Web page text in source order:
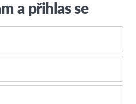
a přihlas se